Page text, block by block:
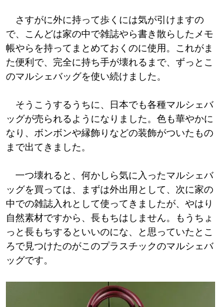
さすがに外に持って歩くには気が引けますの
で、こんどは家の中で雑誌やら書き散らしたメモ
帳やらを持ってまとめておくのに使用。これがま
た便利で、完全に持ち手が壊れるまで、ずっとこ
のマルシェバッグを使い続けました。
そうこうするうちに、日本でも各種マルシェバ
ッグが売られるようになりました。色も華やかに
なり、ボンボンや縁飾りなどの装飾がついたもの
まで出てきました。
一つ壊れると、何かしら気に入ったマルシェバ
ッグを買っては、まずは外出用として、次に家の
中での雑誌入れとして使ってきましたが、やはり
自然素材ですから、長もちはしません。もうちょ
っと長もちするといいのにな、と思っていたとこ
ろで見つけたのがこのプラスチックのマルシェバ
ッグです。